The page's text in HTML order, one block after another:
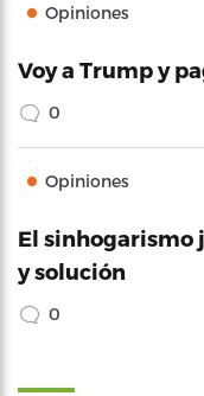
Opiniones
Voy a Trump y
0
Opiniones
El sinhogarismo
y solución
0